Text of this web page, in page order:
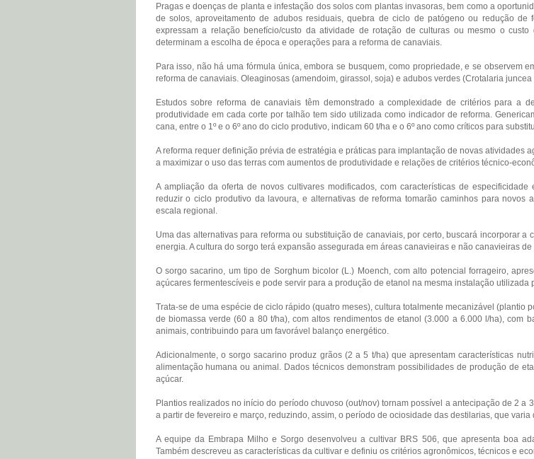
Pragas e doenças de planta e infestação dos solos com plantas invasoras, bem como a
de solos, aproveitamento de adubos residuais, quebra de ciclo de patógeno ou redução de
expressam a relação benefício/custo da atividade de rotação de culturas ou mesmo o
determinam a escolha de época e operações para a reforma de canaviais.
Para isso, não há uma fórmula única, embora se busquem, como propriedade, e se observem
reforma de canaviais. Oleaginosas (amendoim, girassol, soja) e adubos verdes (Crotalaria
Estudos sobre reforma de canaviais têm demonstrado a complexidade de critérios para a
produtividade em cada corte por talhão tem sido utilizada como indicador de reforma.
cana, entre o 1º e o 6º ano do ciclo produtivo, indicam 60 t/ha e o 6º ano como críticos para
A reforma requer definição prévia de estratégia e práticas para implantação de novas atividades
a maximizar o uso das terras com aumentos de produtividade e relações de critérios técnico-
A ampliação da oferta de novos cultivares modificados, com características de
reduzir o ciclo produtivo da lavoura, e alternativas de reforma tomarão caminhos para novos
escala regional.
Uma das alternativas para reforma ou substituição de canaviais, por certo, buscará incorporar
energia. A cultura do sorgo terá expansão assegurada em áreas canavieiras e não canavieiras de
O sorgo sacarino, um tipo de Sorghum bicolor (L.) Moench, com alto potencial forrageiro,
açúcares fermentescíveis e pode servir para a produção de etanol na mesma instalação utilizada
Trata-se de uma espécie de ciclo rápido (quatro meses), cultura totalmente mecanizável (plantio
de biomassa verde (60 a 80 t/ha), com altos rendimentos de etanol (3.000 a 6.000 l/ha), com
animais, contribuindo para um favorável balanço energético.
Adicionalmente, o sorgo sacarino produz grãos (2 a 5 t/ha) que apresentam características
alimentação humana ou animal. Dados técnicos demonstram possibilidades de produção de
açúcar.
Plantios realizados no início do período chuvoso (out/nov) tornam possível a antecipação de 2 a
a partir de fevereiro e março, reduzindo, assim, o período de ociosidade das destilarias, que varia
A equipe da Embrapa Milho e Sorgo desenvolveu a cultivar BRS 506, que apresenta boa
Também descreveu as características da cultivar e definiu os critérios agronômicos, técnicos e